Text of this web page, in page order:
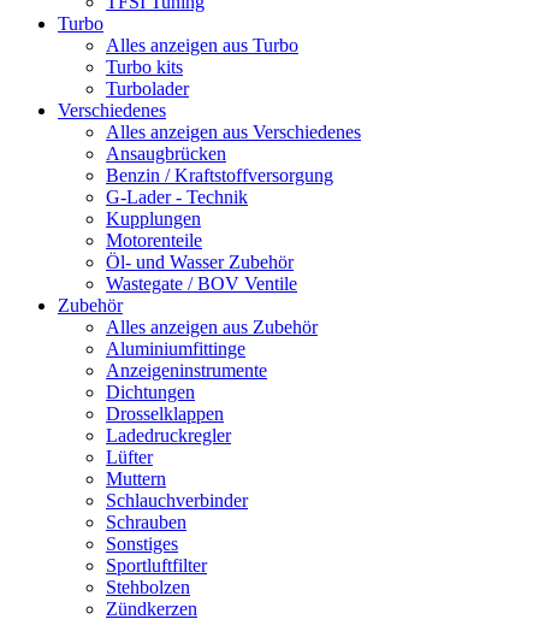
Turbo
Alles anzeigen aus Turbo
Turbo kits
Turbolader
Verschiedenes
Alles anzeigen aus Verschiedenes
Ansaugbrücken
Benzin / Kraftstoffversorgung
G-Lader - Technik
Kupplungen
Motorenteile
Öl- und Wasser Zubehör
Wastegate / BOV Ventile
Zubehör
Alles anzeigen aus Zubehör
Aluminiumfittinge
Anzeigeninstrumente
Dichtungen
Drosselklappen
Ladedruckregler
Lüfter
Muttern
Schlauchverbinder
Schrauben
Sonstiges
Sportluftfilter
Stehbolzen
Zündkerzen